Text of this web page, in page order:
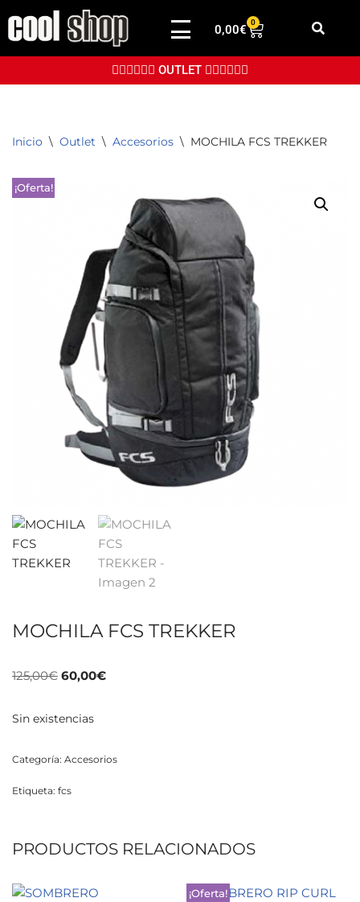
Saltar
contenido
0,00€
0
👉🏼👉🏼👉🏼 OUTLET 👈🏼👈🏼👈🏼
Inicio \ Outlet \ Accesorios \ MOCHILA FCS TREKKER
¡Oferta!
MOCHILA FCS TREKKER
125,00€ 60,00€
Sin existencias
Categoría: Accesorios
Etiqueta: fcs
PRODUCTOS RELACIONADOS
¡Oferta!